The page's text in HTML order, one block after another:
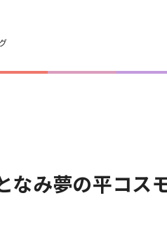
み夢の平コス